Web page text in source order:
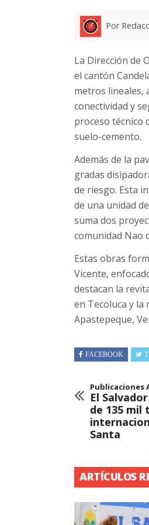
Por
La Dirección de
el cantón
metros lineales,
conectividad y
proceso técnico
suelo-cemento.
Además de la
gradas
de riesgo. Esta
de una unidad
suma dos
comunidad Nao
Estas obras
Vicente,
destacan la
en Tecoluca y la
Apastepeque,
FACEBOOK
Publicaciones
El
de 135 mil
Santa
ARTÍCULOS